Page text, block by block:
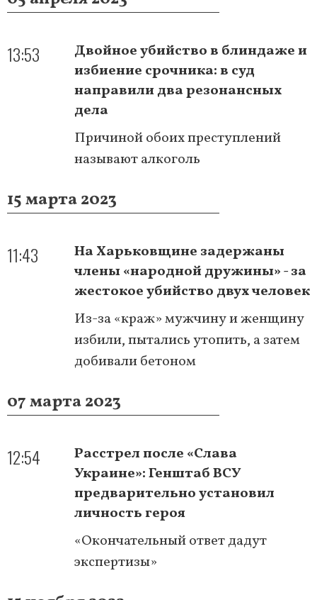
13:53
Двойное убийство в блиндаже и
избиение срочника: в суд
направили два резонансных
дела
Причиной обоих преступлений
называют алкоголь
15 марта 2023
11:43
На Харьковщине задержаны
члены «народной дружины» - за
жестокое убийство двух человек
Из-за «краж» мужчину и женщину
избили, пытались утопить, а затем
добивали бетоном
07 марта 2023
12:54
Расстрел после «Слава
Украине»: Генштаб ВСУ
предварительно установил
личность героя
«Окончательный ответ дадут
экспертизы»